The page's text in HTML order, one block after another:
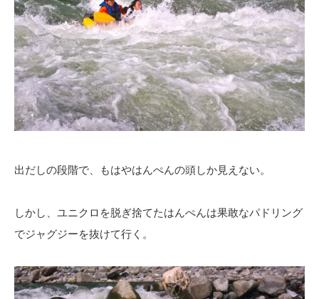
出だしの段階で、もはやはんぺんの頭しか見えない。
しかし、ユニクロを脱ぎ捨てたはんぺんは果敢なパドリング
でジャグジーを抜けて行く。